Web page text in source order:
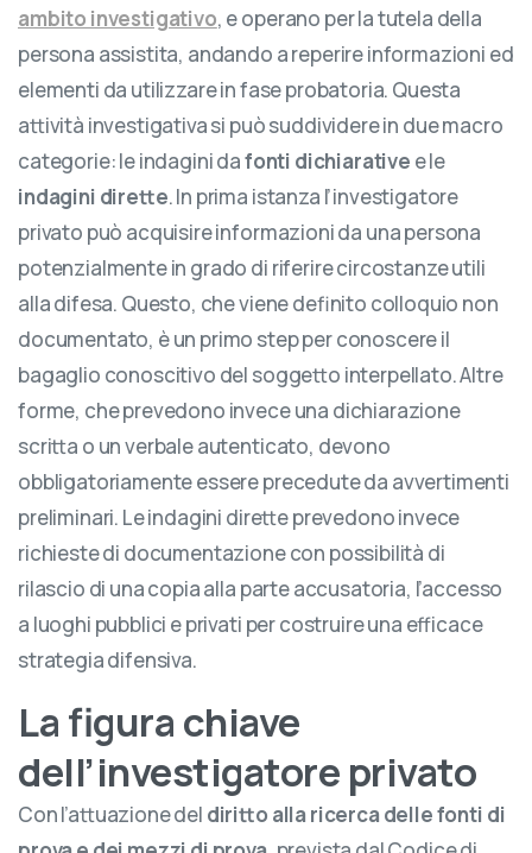
ambito investigativo, e operano per la tutela della
persona assistita, andando a reperire informazioni ed
elementi da utilizzare in fase probatoria. Questa
attività investigativa si può suddividere in due macro
categorie: le indagini dafonti dichiarative e le
indagini dirette. In prima istanza l’investigatore
privato può acquisire informazioni da una persona
potenzialmente in grado di riferire circostanze utili
alla difesa. Questo, che viene definito colloquio non
documentato, è un primo step per conoscere il
bagaglio conoscitivo del soggetto interpellato. Altre
forme, che prevedono invece una dichiarazione
scritta o un verbale autenticato, devono
obbligatoriamente essere precedute da avvertimenti
preliminari. Le indagini dirette prevedono invece
richieste di documentazione con possibilità di
rilascio di una copia alla parte accusatoria, l’accesso
a luoghi pubblici e privati per costruire una efficace
strategia difensiva.
La figura chiave
dell’investigatore privato
Con l’attuazione del diritto alla ricerca delle fonti di